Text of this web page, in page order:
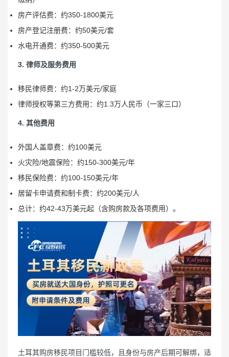
房产评估费：约350-1800美元
房产登记注册费：约50美元/套
水电开通费：约350-500美元
3. 律师及服务费用
移民律师费：约1-2万美元/家庭
律师授权等第三方费用：约1.3万人民币（一家三口）
4. 其他费用
外国人盖章费：约100美元
火灾险/地震保险：约150-300美元/年
移民保险费：约100-150美元/年
居留卡申请费和制卡费：约200美元/人
总计：约42-43万美元起（含购房款及各项费用）。
土耳其购房移民项目门槛较低，且身份与房产后期可解绑，适